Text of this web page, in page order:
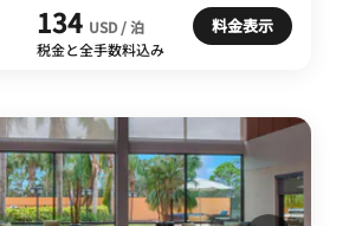
134 USD / 泊
税金と全手数料込み
料金表示